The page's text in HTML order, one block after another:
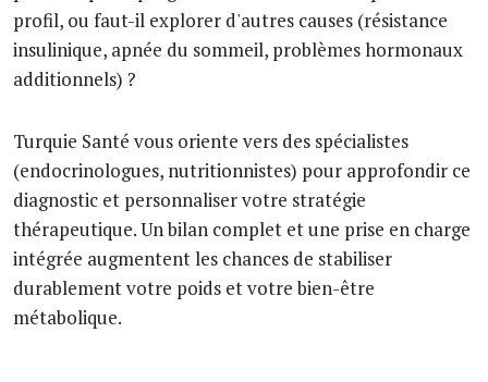
profil, ou faut-il explorer d'autres causes (résistance
insulinique, apnée du sommeil, problèmes hormonaux
additionnels) ?
Turquie Santé vous oriente vers des spécialistes
(endocrinologues, nutritionnistes) pour approfondir ce
diagnostic et personnaliser votre stratégie
thérapeutique. Un bilan complet et une prise en charge
intégrée augmentent les chances de stabiliser
durablement votre poids et votre bien-être
métabolique.